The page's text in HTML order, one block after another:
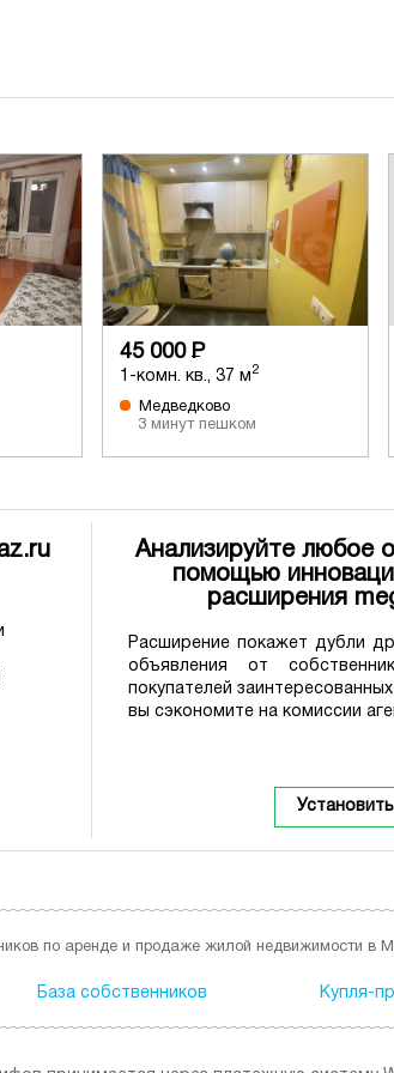
45 000 Р
1-комн. кв., 37 м 2
Медведково
3 минут пешком
Анализируйте любое
помощью
расширения
Расширение покажет дубли
объявления от
покупателей
вы сэкономите на комиссии
по аренде и продаже жилой недвижимости в
База собственников Купля-